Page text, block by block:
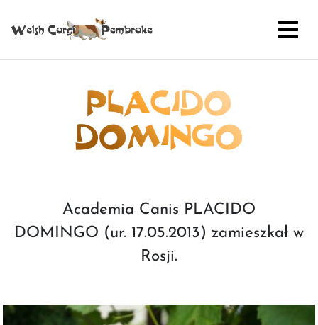
PLACIDO
DOMINGO
Academia Canis PLACIDO
DOMINGO (ur. 17.05.2013) zamieszkał w
Rosji.